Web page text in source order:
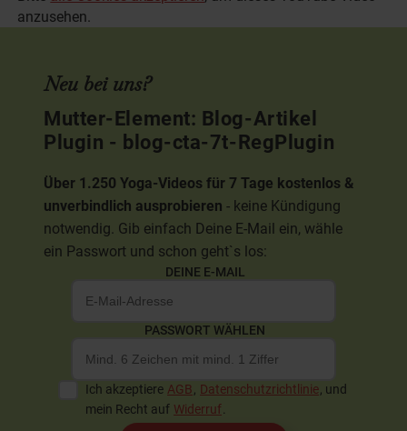
anzusehen.
Neu bei uns?
Mutter-Element: Blog-Artikel
Plugin - blog-cta-7t-RegPlugin
Über 1.250 Yoga-Videos für 7 Tage kostenlos &
unverbindlich ausprobieren - keine Kündigung
notwendig. Gib einfach Deine E-Mail ein, wähle
ein Passwort und schon geht`s los:
DEINE E-MAIL
PASSWORT WÄHLEN
Ich akzeptiere AGB Datenschutzrichtlinie , und
mein Recht auf Widerruf